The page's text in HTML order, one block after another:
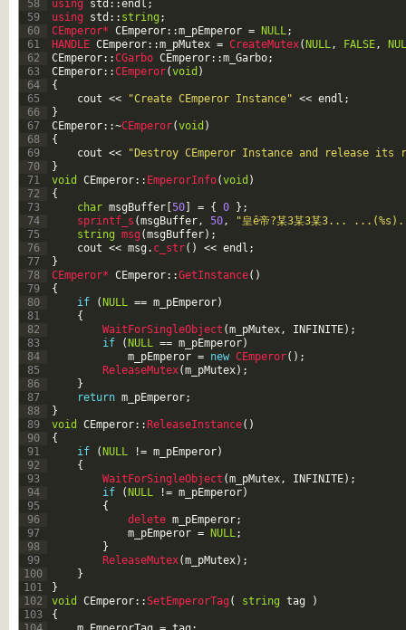
58
59
60
61
62
63
64
65
66
67
68
69
70
71
72
73
74
75
76
77
78
79
80
81
82
83
84
85
86
87
88
89
90
91
92
93
94
95
96
97
98
99
100
101
102
103
using std ::endl ;
using std :: string ;
CEmperor* CEmperor::m_pEmperor = NULL;
HANDLE CEmperor::m_pMutex = CreateMutex( NULL, FALSE,
CEmperor::CGarbo CEmperor::m_Garbo;
CEmperor::CEmperor(void )
{
cout << "Create CEmperor Instance" << endl ;
}
CEmperor::~CEmperor(void )
{
cout <<
"Destroy CEmperor Instance and release its
}
void
CEmperor:: EmperorInfo(void )
{
char msgBuffer 50 = { 0 } ;
sprintf_s (msgBuffer, 50,
"皇ê帝?某3某3某3...
string msg (msgBuffer) ;
cout << msg . c_str( ) << endl ;
}
CEmperor* CEmperor::GetInstance( )
{
if
( NULL == m_pEmperor)
{
WaitForSingleObject (m_pMutex, INFINITE) ;
if
( NULL == m_pEmperor)
m_pEmperor = new CEmperor( ) ;
ReleaseMutex(m_pMutex) ;
}
return m_pEmperor;
}
void
CEmperor:: ReleaseInstance( )
{
if
( NULL != m_pEmperor)
{
WaitForSingleObject (m_pMutex, INFINITE) ;
if
( NULL != m_pEmperor)
{
delete m_pEmperor;
m_pEmperor = NULL;
}
ReleaseMutex(m_pMutex) ;
}
}
void
CEmperor::SetEmperorTag ( string tag
)
{